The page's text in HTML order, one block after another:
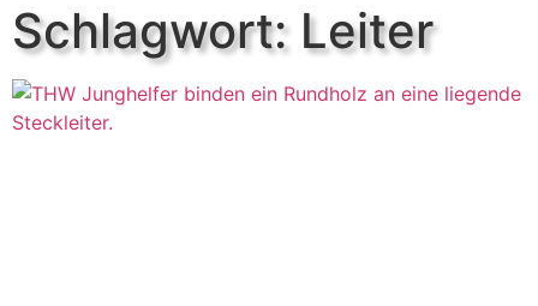
Schlagwort: Leiter